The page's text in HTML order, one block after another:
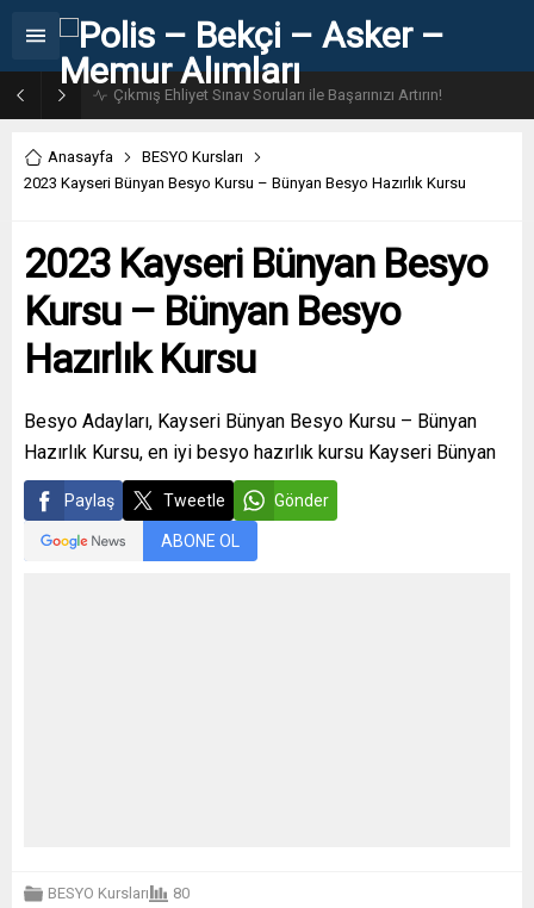
Anasayfa
BESYO Kursları
2023 Kayseri Bünyan Besyo Kursu – Bünyan Besyo Hazırlık Kursu
2023 Kayseri Bünyan Besyo
Kursu – Bünyan Besyo
Hazırlık Kursu
Besyo Adayları, Kayseri Bünyan Besyo Kursu – Bünyan
Hazırlık Kursu, en iyi besyo hazırlık kursu Kayseri Bünyan
Paylaş Tweetle Gönder
ABONE OL
BESYO Kursları 80